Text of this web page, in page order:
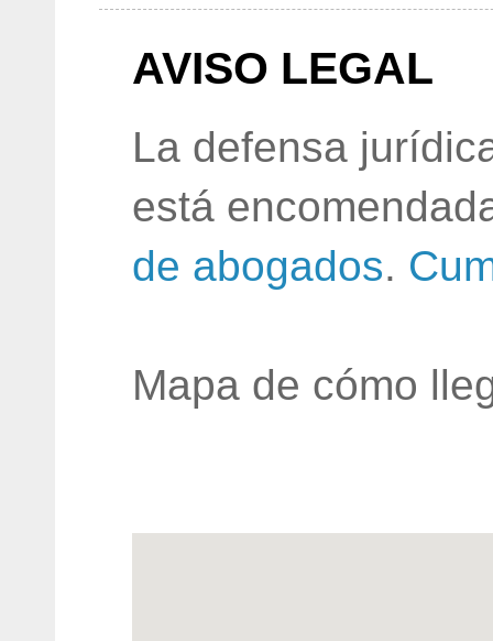
AVISO LEGAL
La defensa
está
de abogados.
Mapa de cómo